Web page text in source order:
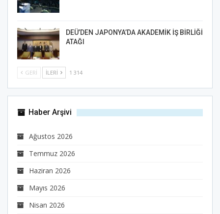
DEÜ’DEN JAPONYA’DA AKADEMİK İŞ BİRLİĞİ
ATAĞI
GERI İLERI 1 314
Haber Arşivi
Ağustos 2026
Temmuz 2026
Haziran 2026
Mayıs 2026
Nisan 2026